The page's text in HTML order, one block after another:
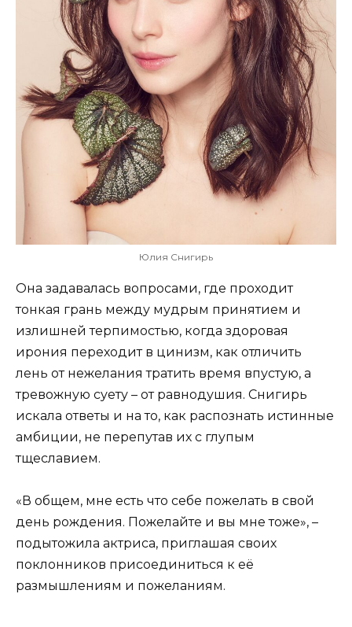
Юлия Снигирь
Она задавалась вопросами, где проходит
тонкая грань между мудрым принятием и
излишней терпимостью, когда здоровая
ирония переходит в цинизм, как отличить
лень от нежелания тратить время впустую, а
тревожную суету – от равнодушия. Снигирь
искала ответы и на то, как распознать истинные
амбиции, не перепутав их с глупым
тщеславием.
«В общем, мне есть что себе пожелать в свой
день рождения. Пожелайте и вы мне тоже», –
подытожила актриса, приглашая своих
поклонников присоединиться к её
размышлениям и пожеланиям.